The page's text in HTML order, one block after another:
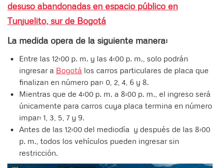
desuso abandonadas en espacio público en
Tunjuelito, sur de Bogotá
La medida opera de la siguiente manera:
Entre las 12:00 p. m. y las 4:00 p. m., solo podrán
ingresar a Bogotá los carros particulares de placa que
finalizan en número par: 0, 2, 4, 6 y 8.
Mientras que de 4:00 p. m. a 8:00 p. m., el ingreso será
únicamente para carros cuya placa termina en número
impar: 1, 3, 5, 7 y 9.
Antes de las 12:00 del mediodía y después de las 8:00
p. m., todos los vehículos pueden ingresar sin
restricción.